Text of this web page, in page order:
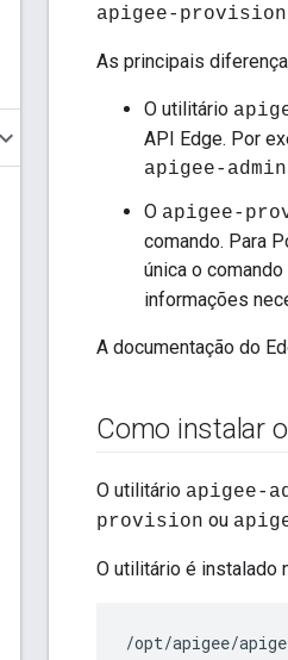
apigee-provision
As principais
O utilitário
API Edge. Por
apigee-
O apigee-
comando. Para
única o comando
informações
A documentação do
Como instalar
O utilitário apigee-
provision ou
O utilitário é instalado
/opt/apigee/